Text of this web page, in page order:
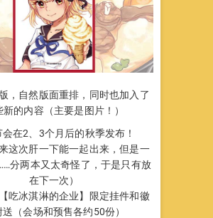
，自然版面重排，同时也加入了
新的内容（主要是图片！）
在2、3个月后的秋季发布！
来这次肝一下能一起出来，但是一
分两本又太奇怪了，于是只有放
在下一次）
吃冰淇淋的企业】限定挂件和徽
送（会场和预售各约50份）